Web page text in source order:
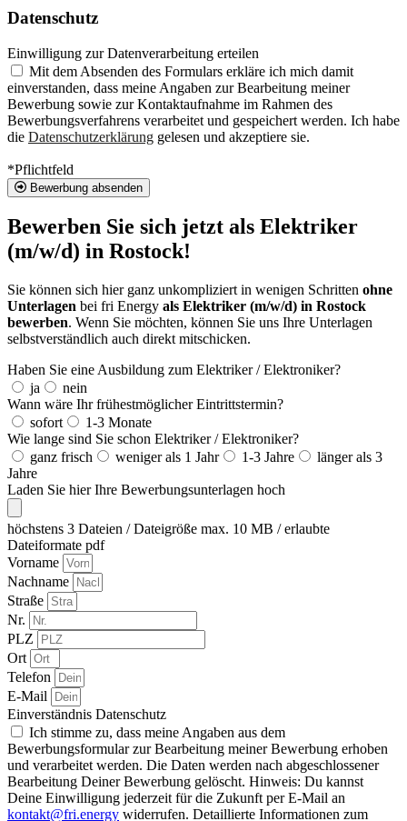
Datenschutz
Einwilligung zur Datenverarbeitung erteilen
Mit dem Absenden des Formulars erkläre ich mich damit
einverstanden, dass meine Angaben zur Bearbeitung meiner
Bewerbung sowie zur Kontaktaufnahme im Rahmen des
Bewerbungsverfahrens verarbeitet und gespeichert werden. Ich habe
die Datenschutzerklärung gelesen und akzeptiere sie.
*Pflichtfeld
Bewerbung absenden
Bewerben Sie sich jetzt als Elektriker
(m/w/d) in Rostock!
Sie können sich hier ganz unkompliziert in wenigen Schritten ohne
Unterlagen bei fri Energy als Elektriker (m/w/d) in Rostock
bewerben. Wenn Sie möchten, können Sie uns Ihre Unterlagen
selbstverständlich auch direkt mitschicken.
Haben Sie eine Ausbildung zum Elektriker / Elektroniker?
ja
nein
Wann wäre Ihr frühestmöglicher Eintrittstermin?
sofort
1-3 Monate
Wie lange sind Sie schon Elektriker / Elektroniker?
ganz frisch
weniger als 1 Jahr 1-3 Jahre
länger als 3
Jahre
Laden Sie hier Ihre Bewerbungsunterlagen hoch
höchstens 3 Dateien / Dateigröße max. 10 MB / erlaubte
Dateiformate pdf
Vorname
Nachname
Straße
Nr.
PLZ
Ort
Telefon
E-Mail
Einverständnis Datenschutz
Ich stimme zu, dass meine Angaben aus dem
Bewerbungsformular zur Bearbeitung meiner Bewerbung erhoben
und verarbeitet werden. Die Daten werden nach abgeschlossener
Bearbeitung Deiner Bewerbung gelöscht. Hinweis: Du kannst
Deine Einwilligung jederzeit für die Zukunft per E-Mail an
kontakt@fri.energy widerrufen. Detaillierte Informationen zum